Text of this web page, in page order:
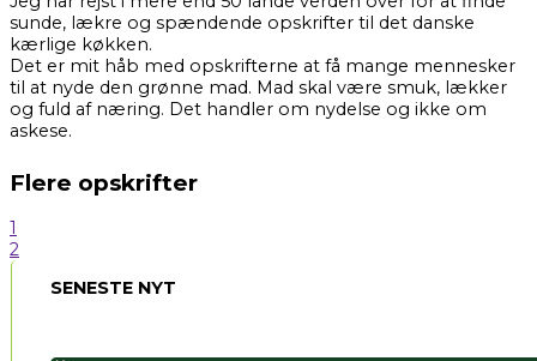
sunde, lækre og spændende opskrifter til det danske
kærlige køkken.
Det er mit håb med opskrifterne at få mange mennesker
til at nyde den grønne mad. Mad skal være smuk, lækker
og fuld af næring. Det handler om nydelse og ikke om
askese.
Flere opskrifter
1
2
SENESTE NYT